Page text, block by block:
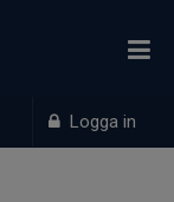
Logga in